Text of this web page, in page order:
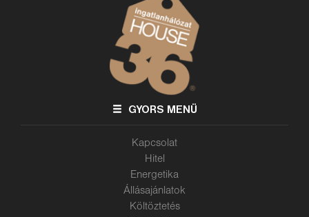
GYORS MENÜ
Kapcsolat
Hitel
Energetika
Állásajánlatok
Költöztetés